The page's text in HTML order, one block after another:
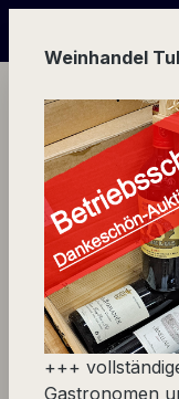
Lieblinge finden
Trockene
Weinhandel
+++
Gastronomen